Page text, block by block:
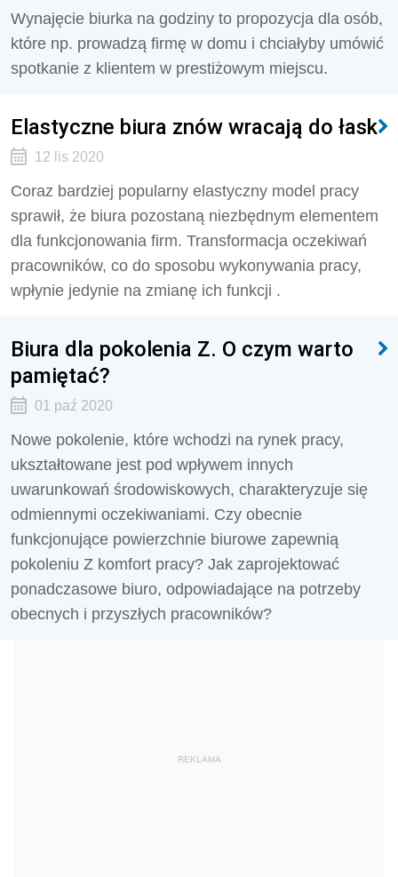
Wynajęcie biurka na godziny to propozycja dla osób,
które np. prowadzą firmę w domu i chciałyby umówić
spotkanie z klientem w prestiżowym miejscu.
Elastyczne biura znów wracają do łask
12 lis 2020
Coraz bardziej popularny elastyczny model pracy
sprawił, że biura pozostaną niezbędnym elementem
dla funkcjonowania firm. Transformacja oczekiwań
pracowników, co do sposobu wykonywania pracy,
wpłynie jedynie na zmianę ich funkcji .
Biura dla pokolenia Z. O czym warto
pamiętać?
01 paź 2020
Nowe pokolenie, które wchodzi na rynek pracy,
ukształtowane jest pod wpływem innych
uwarunkowań środowiskowych, charakteryzuje się
odmiennymi oczekiwaniami. Czy obecnie
funkcjonujące powierzchnie biurowe zapewnią
pokoleniu Z komfort pracy? Jak zaprojektować
ponadczasowe biuro, odpowiadające na potrzeby
obecnych i przyszłych pracowników?
REKLAMA